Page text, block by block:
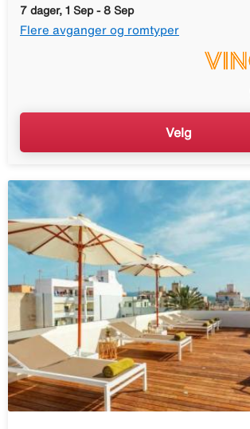
7 dager, 1 Sep - 8 Sep
Flere avganger og romtyper
Velg